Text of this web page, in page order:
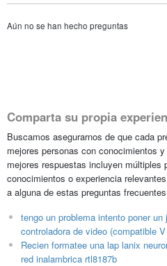
Aún no se han hecho preguntas
Comparta su propia
Buscamos asegurarnos de que cada
mejores personas con conocimientos
mejores respuestas incluyen múltiples
conocimientos o experiencia
a alguna de estas preguntas
tengo un problema intento poner
controladora de video (compatible V
Recien formatee una lap lanix
red inalambrica rtl8187b